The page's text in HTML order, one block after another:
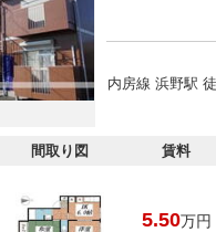
内房線 浜野駅
間取り図 賃料
5.50万円